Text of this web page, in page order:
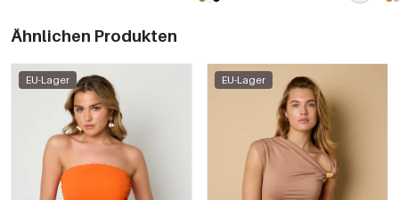
Ähnlichen Produkten
EU-Lager EU-Lager